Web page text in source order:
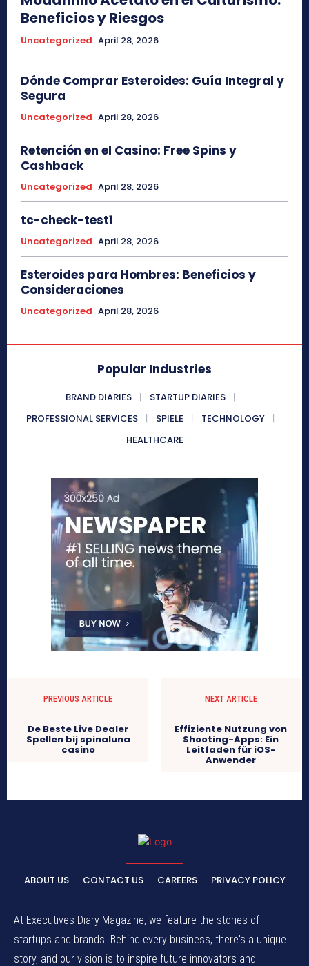
Beneficios y Riesgos
Uncategorized April 28, 2026
Dónde Comprar Esteroides: Guía Integral y
Segura
Uncategorized April 28, 2026
Retención en el Casino: Free Spins y
Cashback
Uncategorized April 28, 2026
tc-check-test1
Uncategorized April 28, 2026
Esteroides para Hombres: Beneficios y
Consideraciones
Uncategorized April 28, 2026
Popular Industries
BRAND DIARIES
STARTUP DIARIES
PROFESSIONAL SERVICES
SPIELE
TECHNOLOGY
HEALTHCARE
PREVIOUS ARTICLE
De Beste Live Dealer
Spellen bij spinaluna
casino
NEXT ARTICLE
Effiziente Nutzung von
Shooting-Apps: Ein
Leitfaden für iOS-
Anwender
ABOUT US CONTACT US CAREERS PRIVACY POLICY
At Executives Diary Magazine, we feature the stories of
startups and brands. Behind every business, there's a unique
story, and our vision is to inspire future innovators and